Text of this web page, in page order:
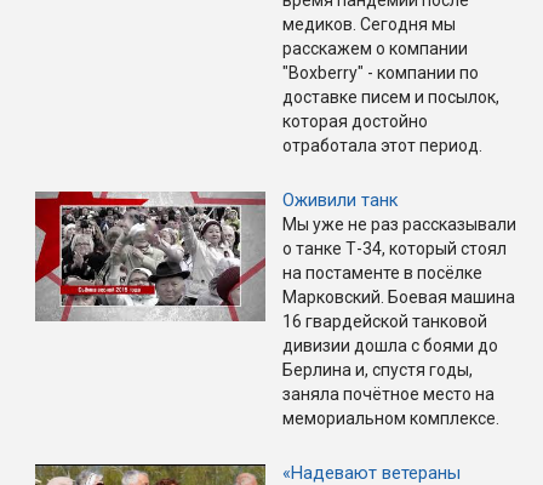
медиков. Сегодня мы
расскажем о компании
"Boxberry" - компании по
доставке писем и посылок,
которая достойно
отработала этот период.
Оживили танк
Мы уже не раз рассказывали
о танке Т-34, который стоял
на постаменте в посёлке
Марковский. Боевая машина
16 гвардейской танковой
дивизии дошла с боями до
Берлина и, спустя годы,
заняла почётное место на
мемориальном комплексе.
«Надевают ветераны